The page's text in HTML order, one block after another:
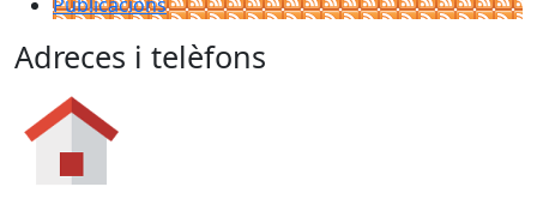
Adreces i telèfons